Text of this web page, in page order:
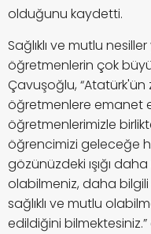
olduğunu kaydetti.
Sağlıklı ve mutlu
öğretmenlerin çok
Çavuşoğlu,
öğretmenlere emanet
öğretmenlerimizle
öğrencimizi geleceğe
gözünüzdeki ışığı
olabilmeniz, daha
sağlıklı ve mutlu
edildiğini